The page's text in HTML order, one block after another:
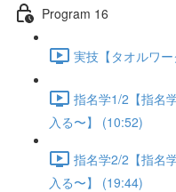
Program 16
実技【タオルワ
指名学1/2【指名
入る〜】 (10:52)
指名学2/2【指名
入る〜】 (19:44)